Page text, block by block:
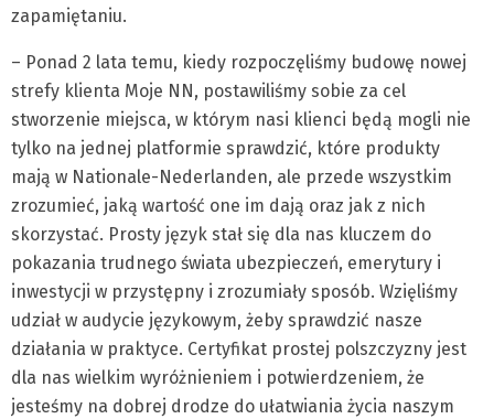
zapamiętaniu.
– Ponad 2 lata temu, kiedy rozpoczęliśmy budowę nowej
strefy klienta Moje NN, postawiliśmy sobie za cel
stworzenie miejsca, w którym nasi klienci będą mogli nie
tylko na jednej platformie sprawdzić, które produkty
mają w Nationale-Nederlanden, ale przede wszystkim
zrozumieć, jaką wartość one im dają oraz jak z nich
skorzystać. Prosty język stał się dla nas kluczem do
pokazania trudnego świata ubezpieczeń, emerytury i
inwestycji w przystępny i zrozumiały sposób. Wzięliśmy
udział w audycie językowym, żeby sprawdzić nasze
działania w praktyce. Certyfikat prostej polszczyzny jest
dla nas wielkim wyróżnieniem i potwierdzeniem, że
jesteśmy na dobrej drodze do ułatwiania życia naszym